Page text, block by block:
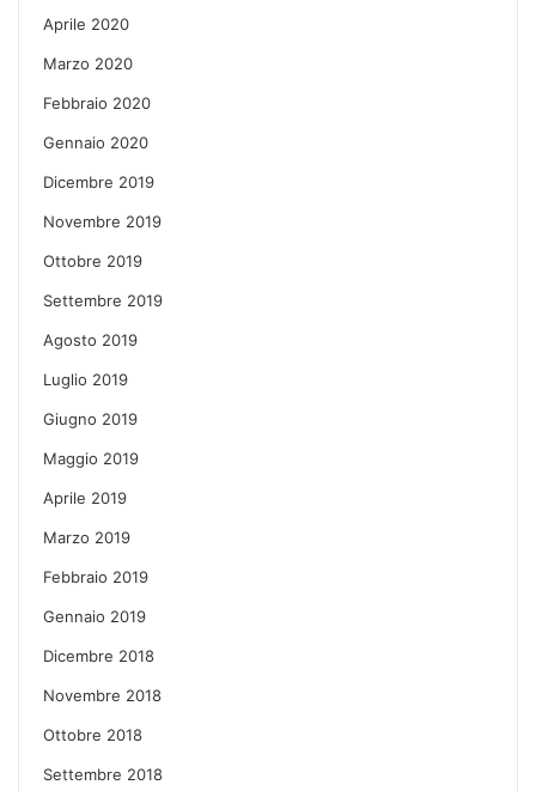
Aprile 2020
Marzo 2020
Febbraio 2020
Gennaio 2020
Dicembre 2019
Novembre 2019
Ottobre 2019
Settembre 2019
Agosto 2019
Luglio 2019
Giugno 2019
Maggio 2019
Aprile 2019
Marzo 2019
Febbraio 2019
Gennaio 2019
Dicembre 2018
Novembre 2018
Ottobre 2018
Settembre 2018